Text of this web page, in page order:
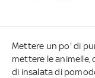
Mettere un po' di
mettere le animelle,
di insalata di